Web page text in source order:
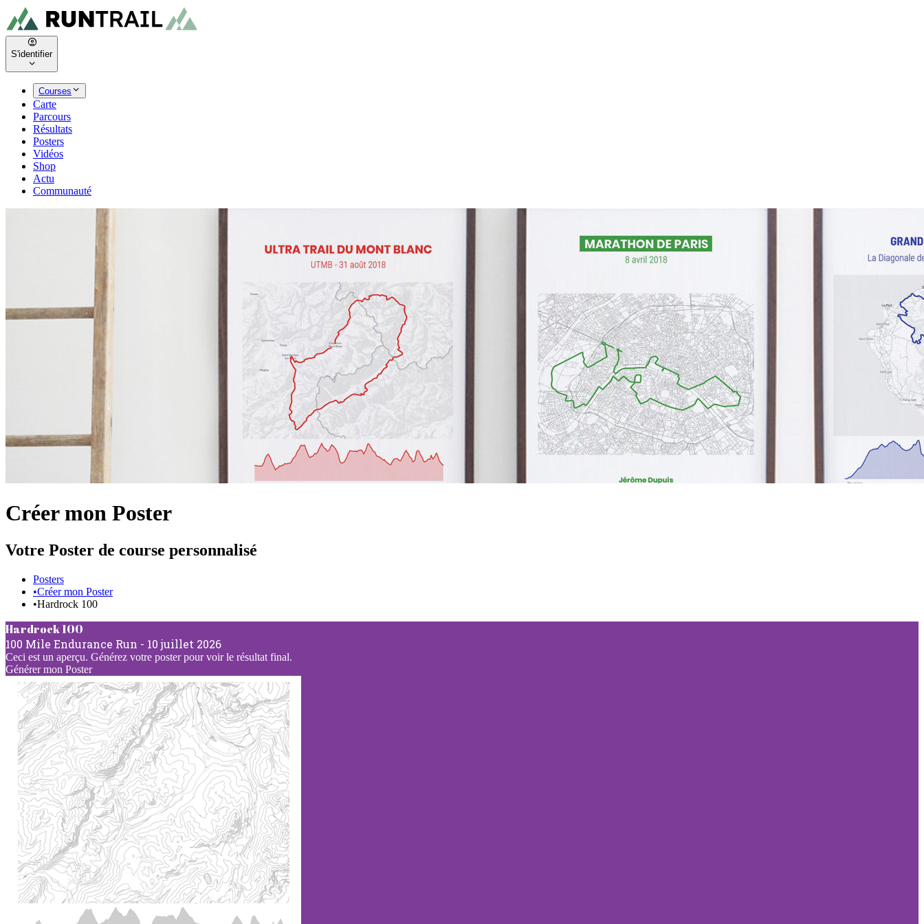
S'identifier
Courses
Carte
Parcours
Résultats
Posters
Vidéos
Shop
Actu
Communauté
Créer mon Poster
Votre Poster de course personnalisé
Posters
•Créer mon Poster
•Hardrock 100
Hardrock 100
100 Mile Endurance Run - 10 juillet 2026
Ceci est un aperçu. Générez votre poster pour voir le résultat final.
Générer mon Poster